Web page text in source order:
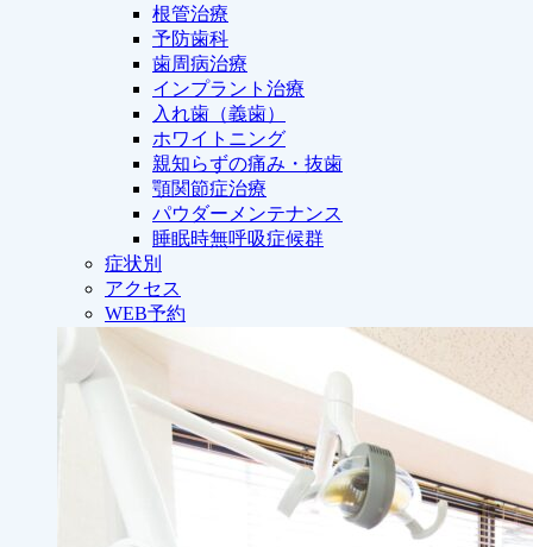
根管治療
予防歯科
歯周病治療
インプラント治療
入れ歯（義歯）
ホワイトニング
親知らずの痛み・抜歯
顎関節症治療
パウダーメンテナンス
睡眠時無呼吸症候群
症状別
アクセス
WEB予約